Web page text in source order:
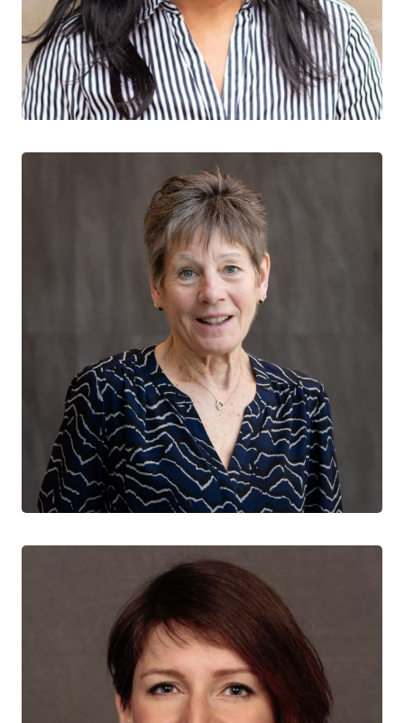
Sharmistha Mishra
CHERCHEUR CTN+
Hôpital St. Michael Université de Toronto
Sharon Walmsley
CODIRECTEUR NATIONAL
Réseau de santé universitaire Université de Toronto